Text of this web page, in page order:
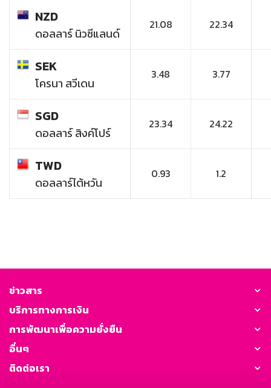
NZD
ดอลลาร์ นิวซีแลนด์
21.08 22.34
SEK
โครนา สวีเดน
3.48 3.77
SGD
ดอลลาร์ สิงค์โปร์
23.34 24.22
TWD
ดอลลาร์ไต้หวัน
0.93 1.2
ข่าวสาร
บริการทางการเงิน
การพัฒนาเพื่อความยั่งยืน
อื่นๆ
ติดต่อเรา